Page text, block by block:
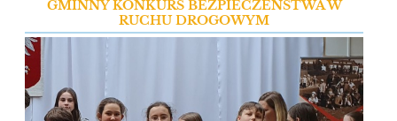
GMINNY KONKURS BEZPIECZEŃSTWA W
RUCHU DROGOWYM